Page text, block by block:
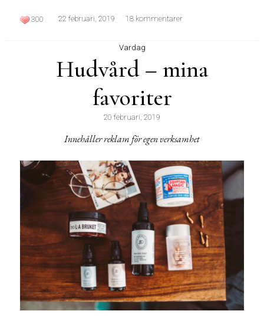
300 22 februari, 2019 18 kommentarer
Vardag
Hudvård – mina
favoriter
20 februari, 2019
Innehåller reklam för egen verksamhet